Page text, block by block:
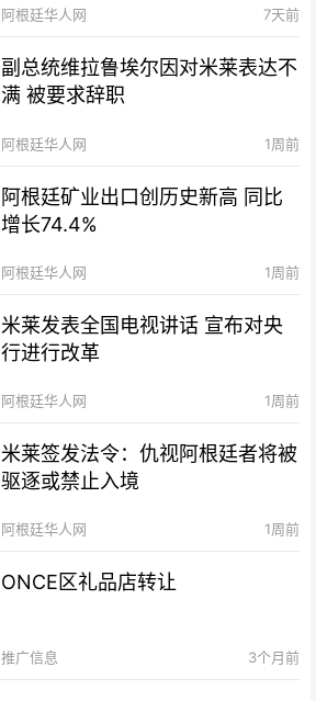
阿根廷华人网 7天前
副总统维拉鲁埃尔因对米莱表达不
满 被要求辞职
阿根廷华人网 1周前
阿根廷矿业出口创历史新高 同比
增长74.4%
阿根廷华人网 1周前
米莱发表全国电视讲话 宣布对央
行进行改革
阿根廷华人网 1周前
米莱签发法令：仇视阿根廷者将被
驱逐或禁止入境
阿根廷华人网 1周前
ONCE区礼品店转让
推广信息 3个月前